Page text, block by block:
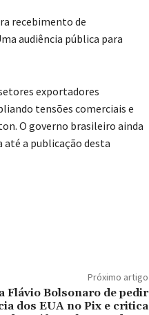
recebimento de
audiência pública para
exportadores
tensões comerciais e
O governo brasileiro ainda
a publicação desta
Próximo artigo
Flávio Bolsonaro de pedir
dos EUA no Pix e critica